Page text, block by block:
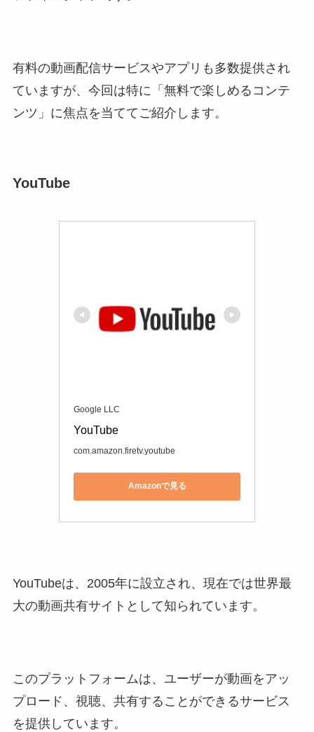
有料の動画配信サービスやアプリも多数提供され
ていますが、今回は特に「無料で楽しめるコンテ
ンツ」に焦点を当ててご紹介します。
YouTube
Google LLC
YouTube
com.amazon.firetv.youtube
Amazonで見る
YouTubeは、2005年に設立され、現在では世界最
大の動画共有サイトとして知られています。
このプラットフォームは、ユーザーが動画をアッ
プロード、視聴、共有することができるサービス
を提供しています。